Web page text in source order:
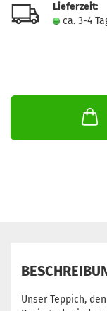
Lieferzeit:
ca. 3-4
Unser Teppich,